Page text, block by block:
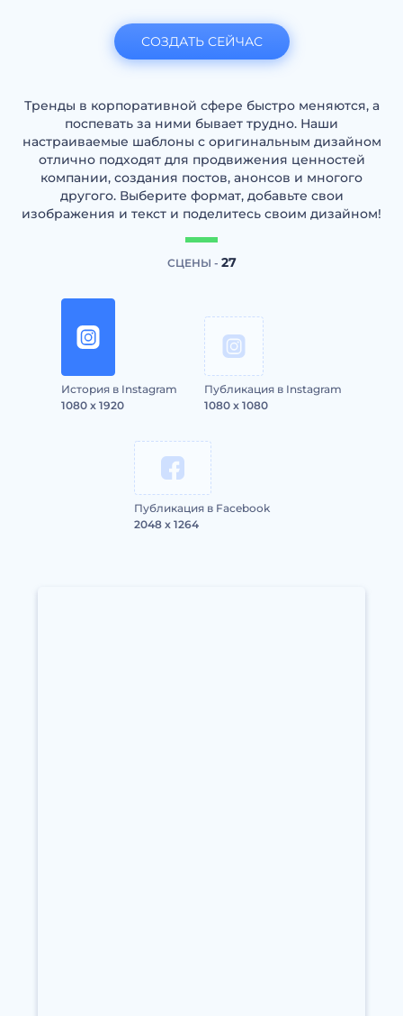
Тренды в корпоративной сфере быстро меняются, а
поспевать за ними бывает трудно. Наши
настраиваемые шаблоны с оригинальным дизайном
отлично подходят для продвижения ценностей
компании, создания постов, анонсов и многого
другого. Выберите формат, добавьте свои
изображения и текст и поделитесь своим дизайном!
СЦЕНЫ - 27
История в Instagram
1080 x 1920
Публикация в Instagram
1080 x 1080
Публикация в Facebook
2048 x 1264
СОЗДАТЬ СЕЙЧАС